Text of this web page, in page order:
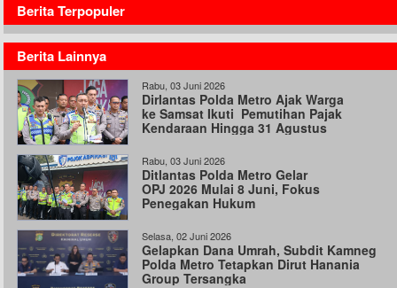
Berita Terpopuler
Berita Lainnya
Rabu, 03 Juni 2026
Dirlantas Polda Metro Ajak Warga
ke Samsat Ikuti Pemutihan Pajak
Kendaraan Hingga 31 Agustus
Rabu, 03 Juni 2026
Ditlantas Polda Metro Gelar
OPJ 2026 Mulai 8 Juni, Fokus
Penegakan Hukum
Selasa, 02 Juni 2026
Gelapkan Dana Umrah, Subdit Kamneg
Polda Metro Tetapkan Dirut Hanania
Group Tersangka